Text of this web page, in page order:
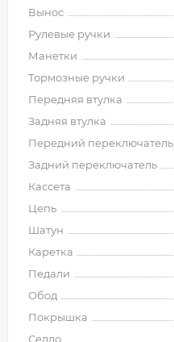
Вынос
Рулевые ручки
Манетки
Тормозные ручки
Передняя втулка
Задняя втулка
Передний переключатель
Задний переключатель
Кассета
Цепь
Шатун
Каретка
Педали
Обод
Покрышка
Седло